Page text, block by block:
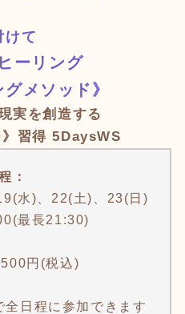
けて
ーリング
グメソッド》
実を創造する
》習得 5DaysWS
：
水)、22(土)、23(日)
最長21:30)
円(税込)
日程に参加できます